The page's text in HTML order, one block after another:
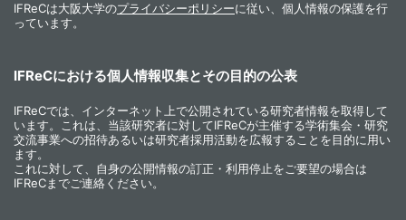
IFReCは大阪大学のプライバシーポリシーに従い、個人情報の保護を行
っています。
IFReCにおける個人情報収集とその目的の公表
IFReCでは、インターネット上で公開されている研究者情報を取得して
います。これは、当該研究者に対してIFReCが主催する学術集会・研究
交流事業への招待あるいは研究者採用活動を広報することを目的に用い
ます。
これに対して、自身の公開情報の訂正・利用停止をご要望の場合は
IFReCまでご連絡ください。